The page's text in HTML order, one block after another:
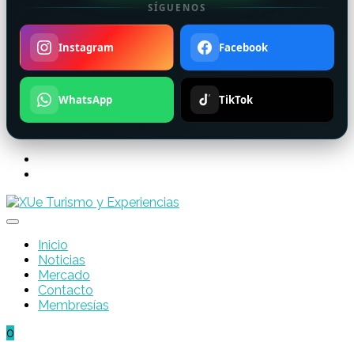
SÍGUENOS
Instagram Facebook
WhatsApp TikTok
Inicio
Noticias
Mercado
Contacto
Membresías
0